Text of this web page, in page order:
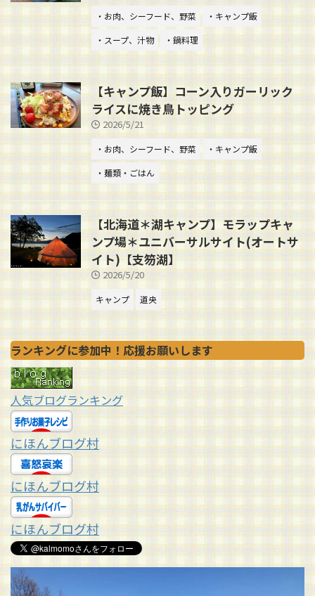
・お肉、シーフード、野菜
・キャンプ飯
・スープ、汁物
・鍋料理
【キャンプ飯】コーン入りガーリック
ライスに焼き鳥トッピング
2026/5/21
・お肉、シーフード、野菜
・キャンプ飯
・麺類・ごはん
【北海道＊湖キャンプ】モラップキャ
ンプ場＊ユニバーサルサイト(オートサ
イト)【支笏湖】
2026/5/20
キャンプ 道央
ランキングに参加中！応援お願いします
人気ブログランキング
にほんブログ村
にほんブログ村
にほんブログ村